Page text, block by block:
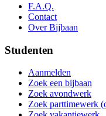
F.A.Q.
Contact
Over Bijbaan
Studenten
Aanmelden
Zoek een bijbaan
Zoek avondwerk
Zoek parttimewerk